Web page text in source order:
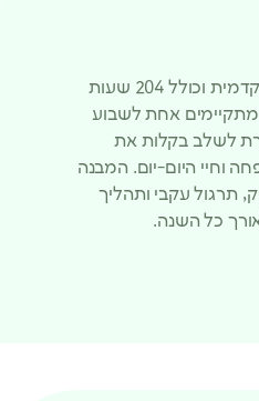
קורס דולות נמשך כשנה אקדמית וכולל 204 שעות
מתקיימים אחת לשבוע
לשלב בקלות את
וחיי היום-יום. המבנה
תרגול עקבי ותהליך
כל השנה.